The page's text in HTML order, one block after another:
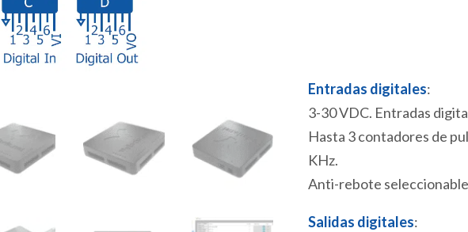
Entradas digitales:
3-30 VDC. Entradas
Hasta 3 contadores de
KHz.
Anti-rebote
Salidas digitales: